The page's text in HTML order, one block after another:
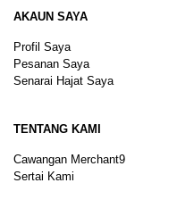
AKAUN SAYA
Profil Saya
Pesanan Saya
Senarai Hajat Saya
TENTANG KAMI
Cawangan Merchant9
Sertai Kami